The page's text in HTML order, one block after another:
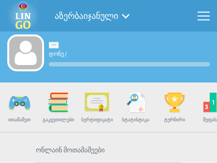
აზერბაიჯანული
დონე/
ᲘᲗᲐᲛᲐᲨᲔᲗ ᲒᲐᲙᲕᲔᲗᲘᲚᲔᲑᲘ ᲡᲔᲠᲢᲘᲤᲘᲙᲐᲢᲘ ᲡᲢᲐᲢᲘᲡᲢᲘᲙᲐ ᲢᲣᲠᲜᲘᲠᲘ
ონლაინ მოთამაშეები